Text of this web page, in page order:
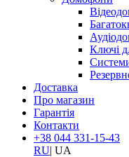
Ключі
Доставка
Про магазин
Гарантія
Контакти
+38 044 331-15-43
RU| UA